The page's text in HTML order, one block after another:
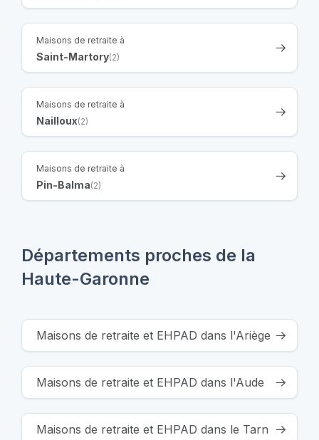
Maisons de retraite à
Saint-Martory(2)
Maisons de retraite à
Nailloux(2)
Maisons de retraite à
Pin-Balma(2)
Départements proches de la
Haute-Garonne
Maisons de retraite et EHPAD dans l'Ariège
Maisons de retraite et EHPAD dans l'Aude
Maisons de retraite et EHPAD dans le Tarn